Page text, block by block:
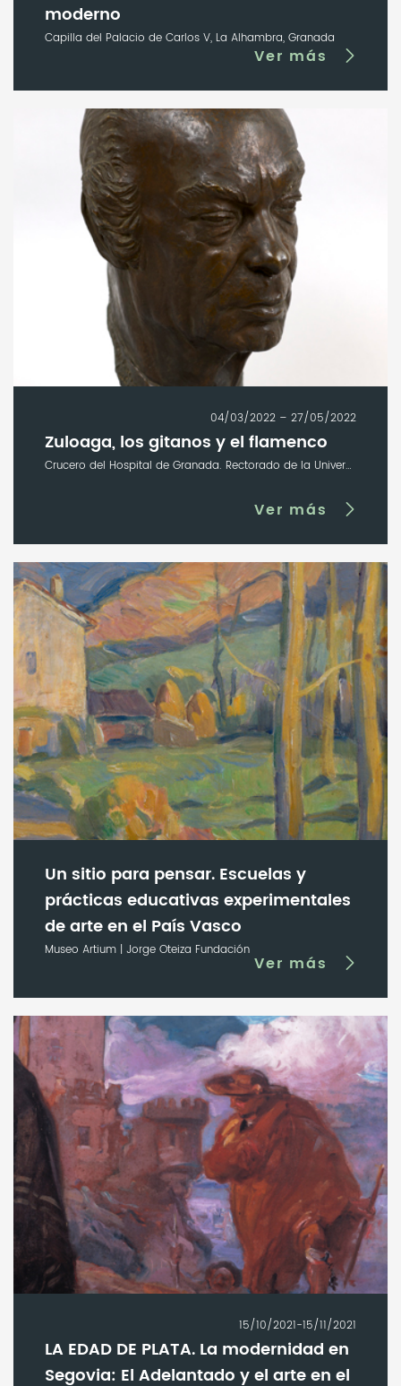
moderno
Capilla del Palacio de Carlos V, La Alhambra, Granada
Ver más
04/03/2022 – 27/05/2022
Zuloaga, los gitanos y el flamenco
Crucero del Hospital de Granada. Rectorado de la Universidad de Granada
Ver más
Un sitio para pensar. Escuelas y
prácticas educativas experimentales
de arte en el País Vasco
Museo Artium | Jorge Oteiza Fundación
Ver más
15/10/2021-15/11/2021
LA EDAD DE PLATA. La modernidad en
Segovia: El Adelantado y el arte en el